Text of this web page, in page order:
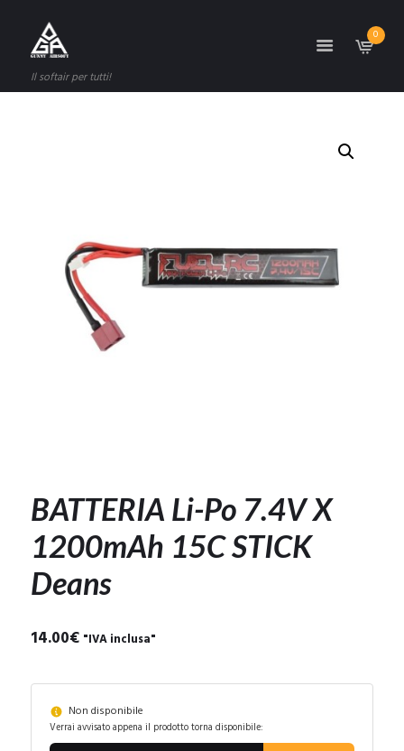
Il softair per tutti!
0
BATTERIA Li-Po 7.4V X
1200mAh 15C STICK
Deans
14.00€ "IVA inclusa"
Non disponibile
Verrai avvisato appena il prodotto torna disponibile: